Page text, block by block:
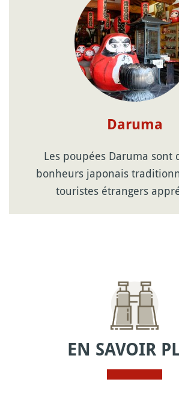
Daruma
Les poupées Daruma sont
bonheurs japonais
touristes étrangers
EN SAVOIR